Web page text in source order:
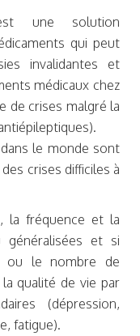
une solution
qui peut
invalidantes et
médicaux chez
de crises malgré la
le monde sont
crises difficiles à
la fréquence et la
généralisées et si
ou le nombre de
qualité de vie par
(dépression,
fatigue).